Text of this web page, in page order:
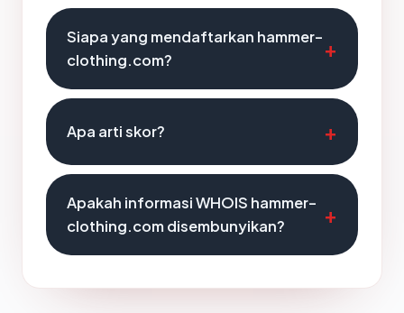
Siapa yang mendaftarkan hammer-
clothing.com?
Apa arti skor?
Apakah informasi WHOIS hammer-
clothing.com disembunyikan?